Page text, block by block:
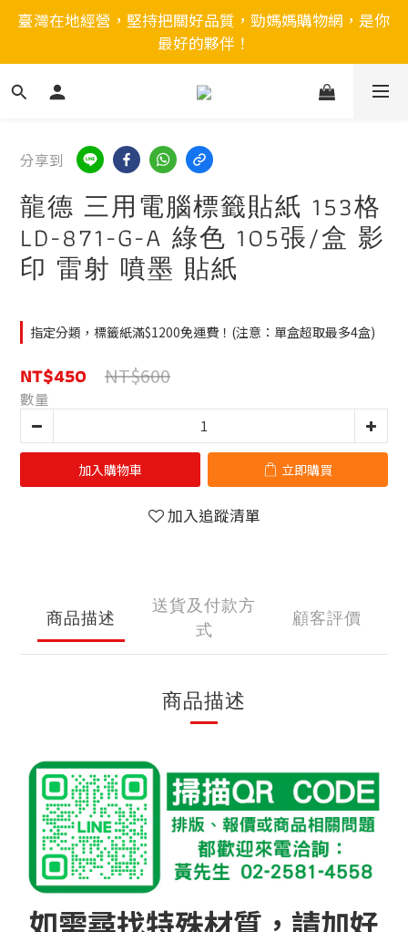
臺灣在地經營，堅持把關好品質，勁媽媽購物網，是你
最好的夥伴！
分享到
龍德 三用電腦標籤貼紙 153格
LD-871-G-A 綠色 105張/盒 影
印 雷射 噴墨 貼紙
指定分類，標籤紙滿$1200免運費！(注意：單盒超取最多4盒)
NT$450 NT$600
數量
加入購物車 立即購買
加入追蹤清單
商品描述
送貨及付款方
式
顧客評價
商品描述
如需尋找特殊材質，請加好